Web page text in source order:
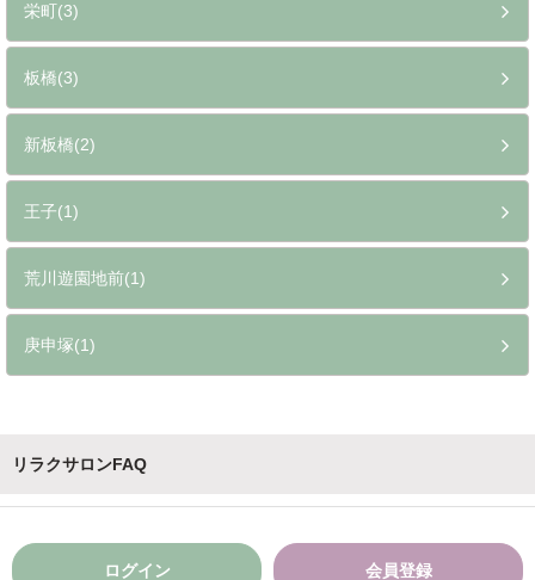
栄町(3)
板橋(3)
新板橋(2)
王子(1)
荒川遊園地前(1)
庚申塚(1)
リラクサロンFAQ
ログイン 会員登録